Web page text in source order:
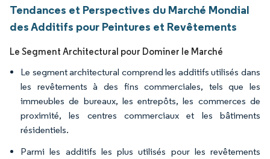
Tendances et Perspectives du Marché Mondial
des Additifs pour Peintures et Revêtements
Le Segment Architectural pour Dominer le Marché
Le segment architectural comprend les additifs utilisés dans
les revêtements à des fins commerciales, tels que les
immeubles de bureaux, les entrepôts, les commerces de
proximité, les centres commerciaux et les bâtiments
résidentiels.
Parmi les additifs les plus utilisés pour les revêtements